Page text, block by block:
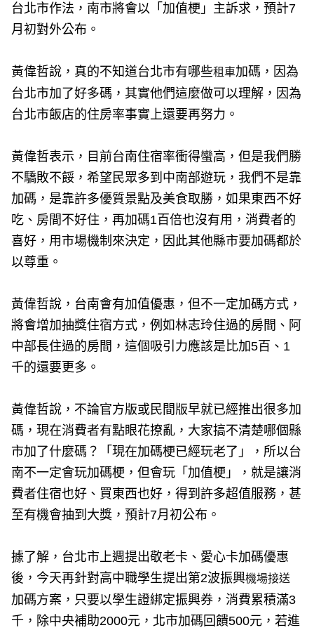
台北市作法，南市將會以「加值梗」主訴求，預計7
月初對外公布。
黃偉哲說，真的不知道台北市有哪些租車加碼，因為
台北市加了好多碼，其實他們這麼做可以理解，因為
台北市飯店的住房率事實上還要再努力。
黃偉哲表示，目前台南住宿率衝得蠻高，但是我們勝
不驕敗不餒，希望民眾多到中南部遊玩，我們不是靠
加碼，是靠許多優質景點及美食取勝，如果東西不好
吃、房間不好住，再加碼1百倍也沒有用，消費者的
喜好，用市場機制來決定，因此其他縣市要加碼都於
以尊重。
黃偉哲說，台南會有加值優惠，但不一定加碼方式，
將會增加抽獎住宿方式，例如林志玲住過的房間、阿
中部長住過的房間，這個吸引力應該是比加5百、1
千的還要更多。
黃偉哲說，不論官方版或民間版早就已經推出很多加
碼，現在消費者有點眼花撩亂，大家搞不清楚哪個縣
市加了什麼碼？「現在加碼梗已經玩老了」，所以台
南不一定會玩加碼梗，但會玩「加值梗」，就是讓消
費者住宿也好、買東西也好，得到許多超值服務，甚
至有機會抽到大獎，預計7月初公布。
據了解，台北市上週提出敬老卡、愛心卡加碼優惠
後，今天再針對高中職學生提出第2波振興機場接送
加碼方案，只要以學生證綁定振興券，消費累積滿3
千，除中央補助2000元，北市加碼回饋500元，若進